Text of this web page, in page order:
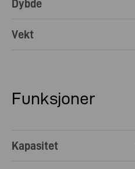
Dybde
Vekt
Funksjoner
Kapasitet